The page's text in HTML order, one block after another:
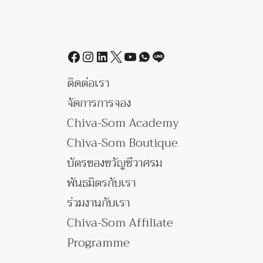
ติดต่อเรา
จัดการการจอง
Chiva-Som Academy
Chiva-Som Boutique
บัตรของขวัญชีวาศรม
พันธมิตรกับเรา
ร่วมงานกับเรา
Chiva-Som Affiliate
Programme